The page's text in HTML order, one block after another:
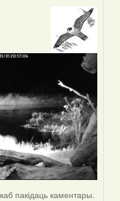
каб пакідаць каментары.